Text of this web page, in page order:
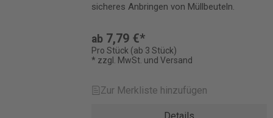
sicheres Anbringen von Müllbeuteln.
ab 7,79 €*
Pro Stück (ab 3 Stück)
* zzgl. MwSt. und Versand
Zur Merkliste hinzufügen